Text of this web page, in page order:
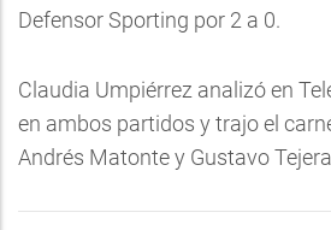
Defensor Sporting por 2 a 0.
Claudia Umpiérrez analizó en
en ambos partidos y trajo el
Andrés Matonte y Gustavo